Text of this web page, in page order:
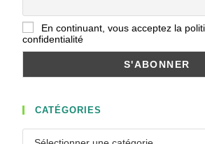
En continuant, vous acceptez la
confidentialité
CATÉGORIES